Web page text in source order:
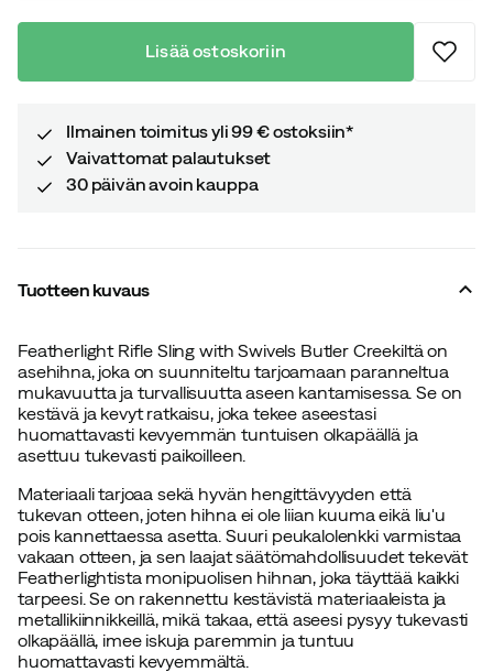
Lisää ostoskoriin
Ilmainen toimitus yli 99 € ostoksiin*
Vaivattomat palautukset
30 päivän avoin kauppa
Tuotteen kuvaus
Featherlight Rifle Sling with Swivels Butler Creekiltä on
asehihna, joka on suunniteltu tarjoamaan paranneltua
mukavuutta ja turvallisuutta aseen kantamisessa. Se on
kestävä ja kevyt ratkaisu, joka tekee aseestasi
huomattavasti kevyemmän tuntuisen olkapäällä ja
asettuu tukevasti paikoilleen.
Materiaali tarjoaa sekä hyvän hengittävyyden että
tukevan otteen, joten hihna ei ole liian kuuma eikä liu'u
pois kannettaessa asetta. Suuri peukalolenkki varmistaa
vakaan otteen, ja sen laajat säätömahdollisuudet tekevät
Featherlightista monipuolisen hihnan, joka täyttää kaikki
tarpeesi. Se on rakennettu kestävistä materiaaleista ja
metallikiinnikkeillä, mikä takaa, että aseesi pysyy tukevasti
olkapäällä, imee iskuja paremmin ja tuntuu
huomattavasti kevyemmältä.